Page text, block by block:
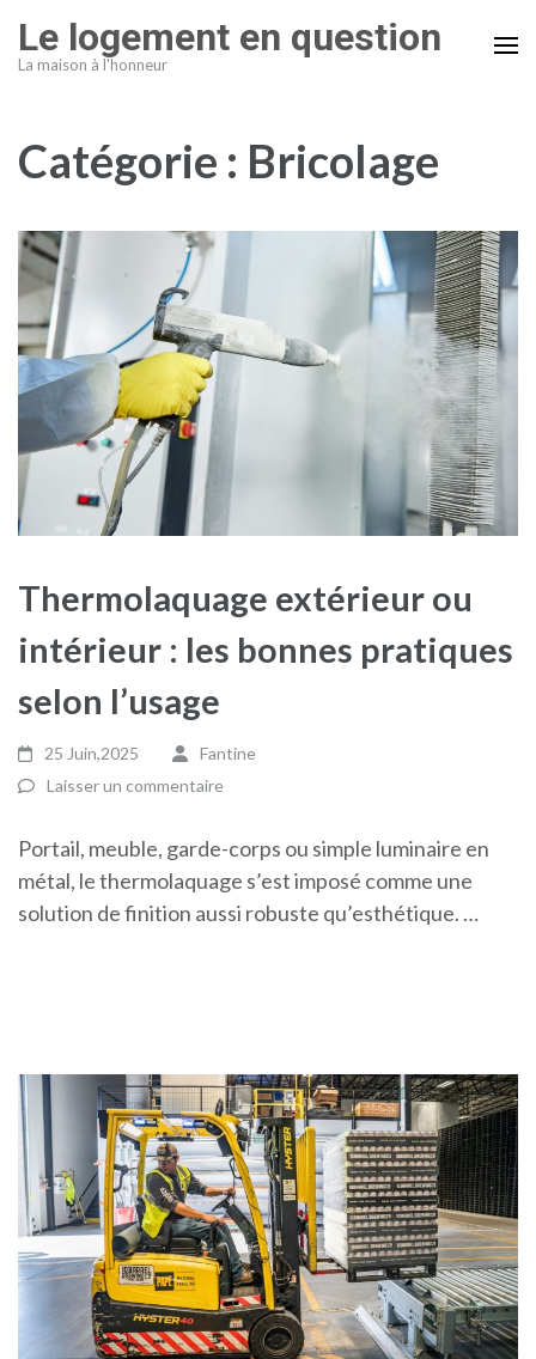
au
contenu
Entrée)
Le logement en question
La maison à l'honneur
Catégorie : Bricolage
Thermolaquage extérieur ou
intérieur : les bonnes pratiques
selon l’usage
25 Juin,2025
Fantine
Laisser un commentaire
Portail, meuble, garde-corps ou simple luminaire en
métal, le thermolaquage s’est imposé comme une
solution de finition aussi robuste qu’esthétique. …